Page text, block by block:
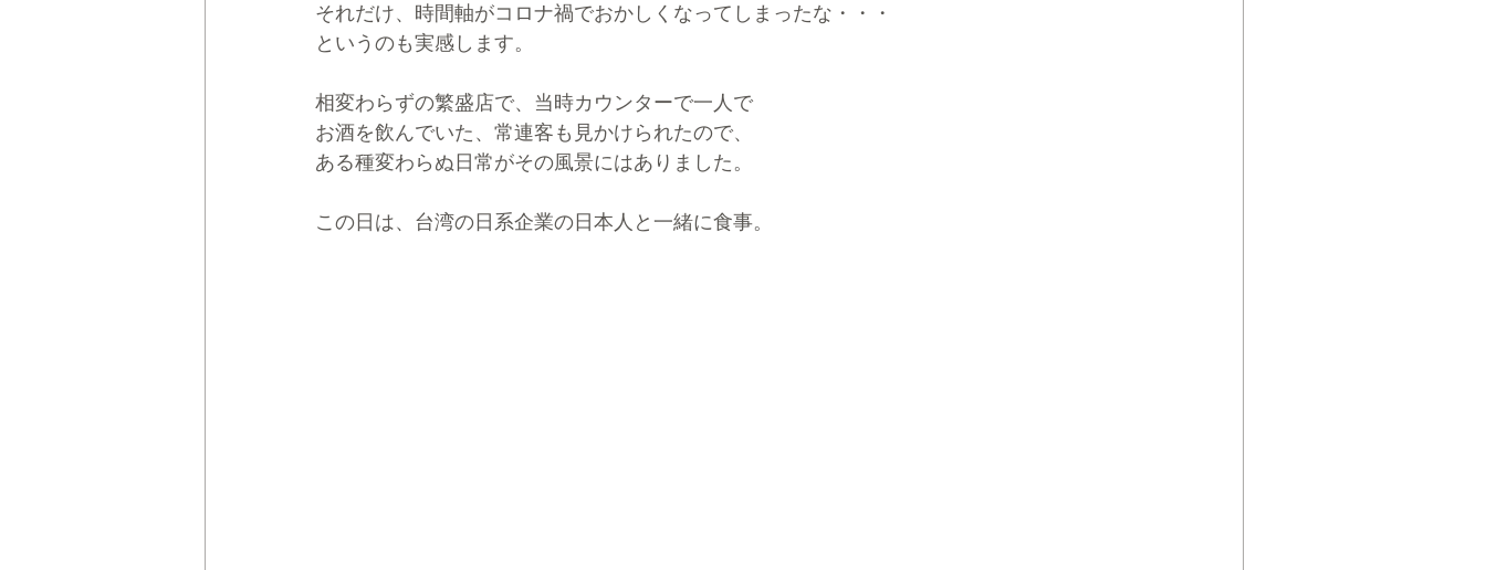
それだけ、時間軸がコロナ禍でおかしくなってしまったな・・・
というのも実感します。
相変わらずの繁盛店で、当時カウンターで一人で
お酒を飲んでいた、常連客も見かけられたので、
ある種変わらぬ日常がその風景にはありました。
この日は、台湾の日系企業の日本人と一緒に食事。